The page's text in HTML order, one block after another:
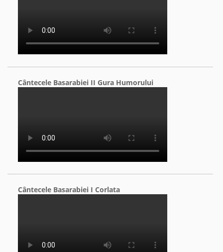
Cântecele Basarabiei II Gura Humorului
Cântecele Basarabiei I Corlata